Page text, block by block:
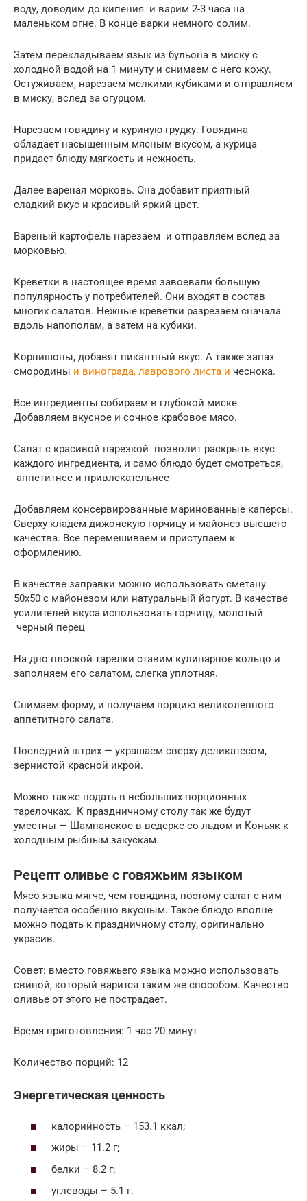
воду, доводим до кипения и варим 2-3 часа на
маленьком огне. В конце варки немного солим.
Затем перекладываем язык из бульона в миску с
холодной водой на 1 минуту и снимаем с него кожу.
Остуживаем, нарезаем мелкими кубиками и отправляем
в миску, вслед за огурцом.
Нарезаем говядину и куриную грудку. Говядина
обладает насыщенным мясным вкусом, а курица
придает блюду мягкость и нежность.
Далее вареная морковь. Она добавит приятный
сладкий вкус и красивый яркий цвет.
Вареный картофель нарезаем и отправляем вслед за
морковью.
Креветки в настоящее время завоевали большую
популярность у потребителей. Они входят в состав
многих салатов. Нежные креветки разрезаем сначала
вдоль напополам, а затем на кубики.
Корнишоны, добавят пикантный вкус. А также запах
смородины и винограда, лаврового листа и чеснока.
Все ингредиенты собираем в глубокой миске.
Добавляем вкусное и сочное крабовое мясо.
Салат с красивой нарезкой позволит раскрыть вкус
каждого ингредиента, и само блюдо будет смотреться,
аппетитнее и привлекательнее
Добавляем консервированные маринованные каперсы.
Сверху кладем дижонскую горчицу и майонез высшего
качества. Все перемешиваем и приступаем к
оформлению.
В качестве заправки можно использовать сметану
50х50 с майонезом или натуральный йогурт. В качестве
усилителей вкуса использовать горчицу, молотый
черный перец
На дно плоской тарелки ставим кулинарное кольцо и
заполняем его салатом, слегка уплотняя.
Снимаем форму, и получаем порцию великолепного
аппетитного салата.
Последний штрих — украшаем сверху деликатесом,
зернистой красной икрой.
Можно также подать в небольших порционных
тарелочках. К праздничному столу так же будут
уместны — Шампанское в ведерке со льдом и Коньяк к
холодным рыбным закускам.
Рецепт оливье с говяжьим языком
Мясо языка мягче, чем говядина, поэтому салат с ним
получается особенно вкусным. Такое блюдо вполне
можно подать к праздничному столу, оригинально
украсив.
Совет: вместо говяжьего языка можно использовать
свиной, который варится таким же способом. Качество
оливье от этого не пострадает.
Время приготовления: 1 час 20 минут
Количество порций: 12
Энергетическая ценность
калорийность – 153.1 ккал;
жиры – 11.2 г;
белки – 8.2 г;
углеводы – 5.1 г.